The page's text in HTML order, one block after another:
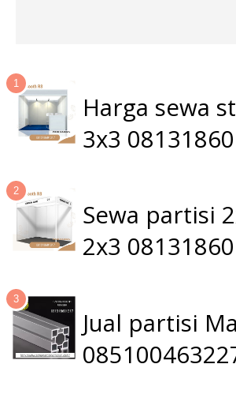
Harga sewa
3x3
Sewa partisi
2x3
Jual partisi